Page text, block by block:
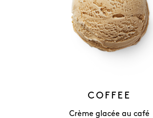
COFFEE
Crème glacée au café